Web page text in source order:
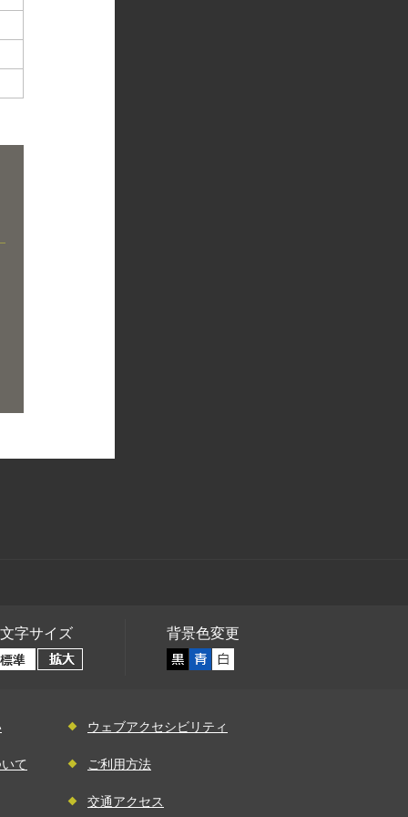
文字サイズ 背景色変更
ウェブアクセシビリティ
て ご利用方法
交通アクセス